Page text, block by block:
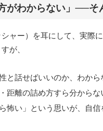
がわからない」──そ
ャー）を耳にして、実際に
が、
と話せばいいのか、わから
距離の詰め方すら分からな
怖い」という思いが、自信